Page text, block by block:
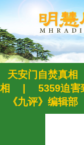
天安门自焚真相
相
5359迫害
《九评》编辑部